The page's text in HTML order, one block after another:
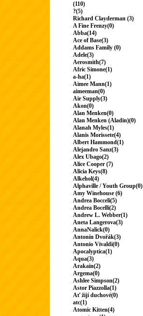
(110)
?(5)
Richard Clayderman (3)
A Fine Frenzy(0)
Abba(14)
Ace of Base(3)
Addams Family (0)
Adele(3)
Aerosmith(7)
Afric Simone(1)
a-ha(1)
Aimee Mann(1)
aimeeman(0)
Air Supply(3)
Akon(0)
Alan Menken(0)
Alan Menken (Aladin)(0)
Alanah Myles(1)
Alanis Morissete(4)
Albert Hammond(1)
Alejandro Sanz(3)
Alex Ubago(2)
Alice Cooper (7)
Alicia Keys(8)
Alkehol(4)
Alphaville / Youth Group(0)
Amy Winehouse (6)
Andrea Bocceli(5)
Andrea Bocelli(2)
Andrew L. Webber(1)
Aneta Langerova(3)
AnnaNalick(0)
Antonín Dvořák(3)
Antonio Vivaldi(0)
Apocalyptica(1)
Aqua(3)
Arakain(2)
Argema(0)
Ashlee Simpson(2)
Astor Piazzolla(1)
Ať žijí duchové(0)
atc(1)
Atomic Kitten(4)